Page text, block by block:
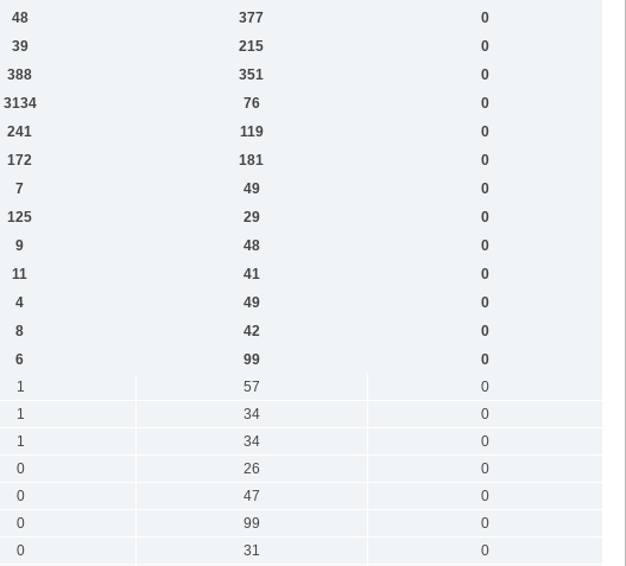
48 377
0
39 215
0
388 351
0
3134 76
0
241 119
0
172 181
0
7 49
0
125 29
0
9 48
0
11 41
0
4 49
0
8 42
0
6 99
0
1 57
0
1 34
0
1 34
0
0 26
0
0 47
0
0 99
0
0 31
0